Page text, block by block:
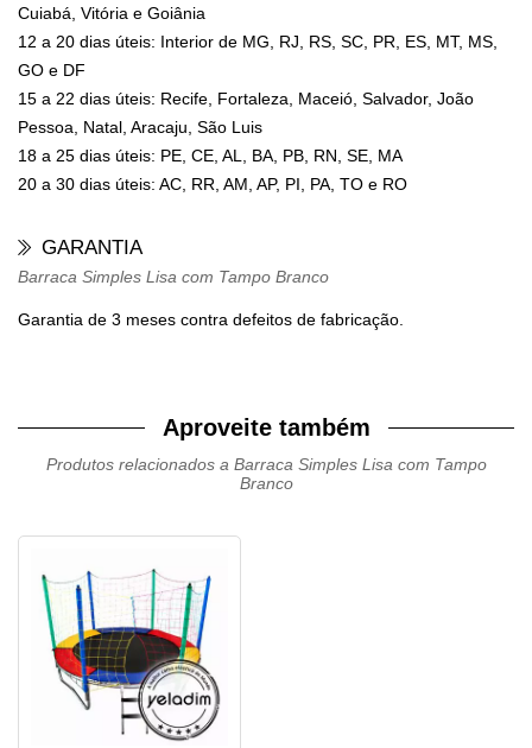
Cuiabá, Vitória e Goiânia
12 a 20 dias úteis: Interior de MG, RJ, RS, SC, PR, ES, MT, MS,
GO e DF
15 a 22 dias úteis: Recife, Fortaleza, Maceió, Salvador, João
Pessoa, Natal, Aracaju, São Luis
18 a 25 dias úteis: PE, CE, AL, BA, PB, RN, SE, MA
20 a 30 dias úteis: AC, RR, AM, AP, PI, PA, TO e RO
GARANTIA
Barraca Simples Lisa com Tampo Branco
Garantia de 3 meses contra defeitos de fabricação.
Aproveite também
Produtos relacionados a Barraca Simples Lisa com Tampo
Branco